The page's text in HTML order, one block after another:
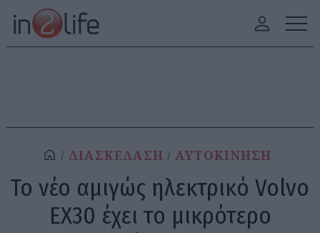
ΔΙΑΣΚΕΔΑΣΗ ΑΥΤΟΚΙΝΗΣΗ
Το νέο αμιγώς ηλεκτρικό Volvo
EX30 έχει το μικρότερο